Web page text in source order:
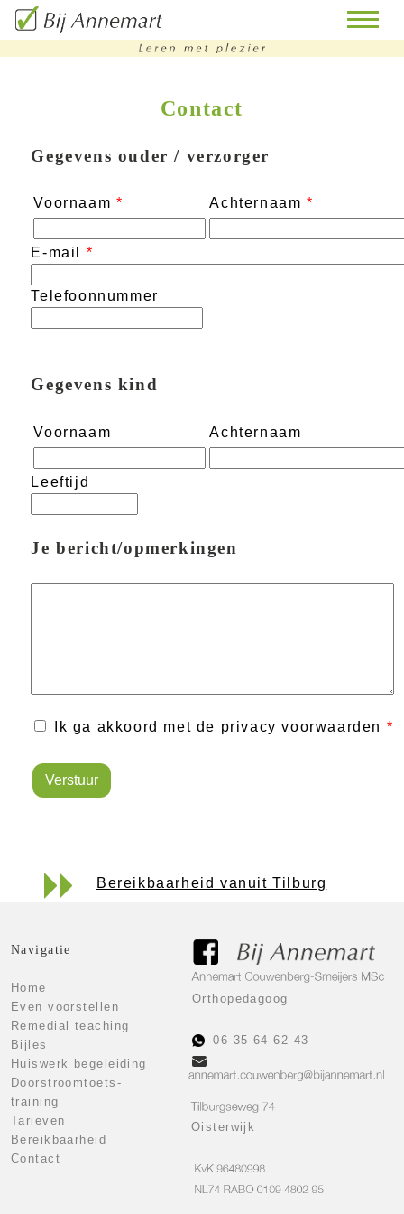
remedial
bijles
huiswerkbegeleiding
doorstroomtoets-
training
Contact
Gegevens ouder / verzorger
Voornaam * Achternaam *
E-mail *
Telefoonnummer
Gegevens kind
Voornaam Achternaam
Leeftijd
Je bericht/opmerkingen
Ik ga akkoord met de privacy voorwaarden *
Verstuur
Bereikbaarheid vanuit Tilburg
Navigatie
Home
Even voorstellen
Remedial teaching
Bijles
Huiswerk begeleiding
Doorstroomtoets-
training
Tarieven
Bereikbaarheid
Contact
Orthopedagoog
06 35 64 62 43
Oisterwijk